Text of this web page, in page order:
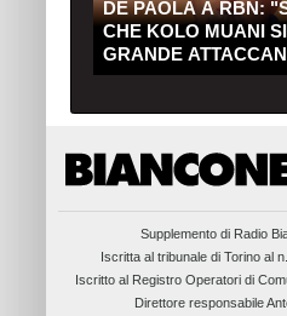
DE PAOLA A RBN:
CHE KOLO MUANI
GRANDE
Supplemento di Radio
Iscritta al tribunale di Torino al
Iscritto al Registro Operatori di
Direttore responsabile